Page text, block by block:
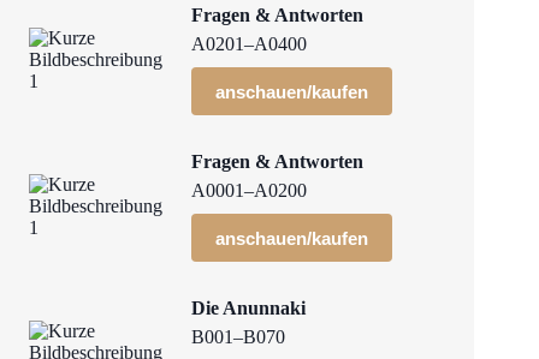
Fragen & Antworten
A0201–A0400
anschauen/kaufen
Fragen & Antworten
A0001–A0200
anschauen/kaufen
Die Anunnaki
B001–B070